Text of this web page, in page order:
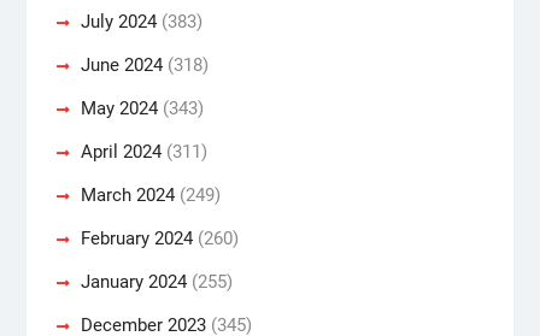
July 2024(383)
June 2024(318)
May 2024(343)
April 2024(311)
March 2024(249)
February 2024(260)
January 2024(255)
December 2023(345)